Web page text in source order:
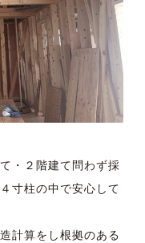
・２階建て問わず採
寸柱の中で安心して
計算をし根拠のある